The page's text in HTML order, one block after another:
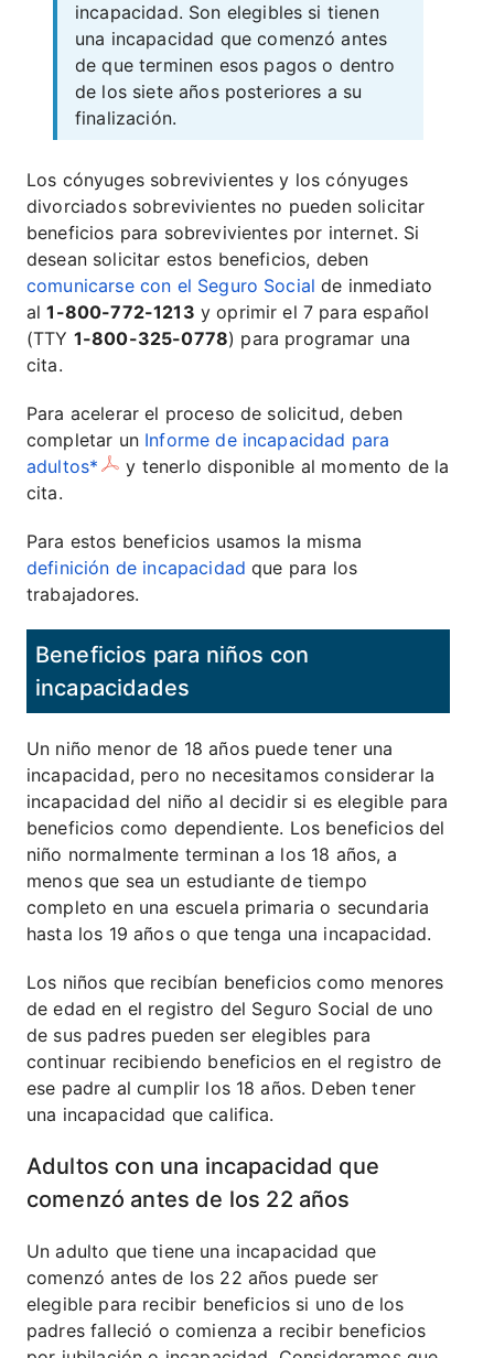
incapacidad. Son elegibles si tienen
una incapacidad que comenzó antes
de que terminen esos pagos o dentro
de los siete años posteriores a su
finalización.
Los cónyuges sobrevivientes y los cónyuges
divorciados sobrevivientes no pueden solicitar
beneficios para sobrevivientes por internet. Si
desean solicitar estos beneficios, deben
comunicarse con el Seguro Social de inmediato
al1-800-772-1213 y oprimir el 7 para español
(TTY 1-800-325-0778) para programar una
cita.
Para acelerar el proceso de solicitud, deben
completar un Informe de incapacidad para
adultos*
y tenerlo disponible al momento de la
cita.
Para estos beneficios usamos la misma
definición de incapacidad que para los
trabajadores.
Beneficios para niños con
incapacidades
Un niño menor de 18 años puede tener una
incapacidad, pero no necesitamos considerar la
incapacidad del niño al decidir si es elegible para
beneficios como dependiente. Los beneficios del
niño normalmente terminan a los 18 años, a
menos que sea un estudiante de tiempo
completo en una escuela primaria o secundaria
hasta los 19 años o que tenga una incapacidad.
Los niños que recibían beneficios como menores
de edad en el registro del Seguro Social de uno
de sus padres pueden ser elegibles para
continuar recibiendo beneficios en el registro de
ese padre al cumplir los 18 años. Deben tener
una incapacidad que califica.
Adultos con una incapacidad que
comenzó antes de los 22 años
Un adulto que tiene una incapacidad que
comenzó antes de los 22 años puede ser
elegible para recibir beneficios si uno de los
padres falleció o comienza a recibir beneficios